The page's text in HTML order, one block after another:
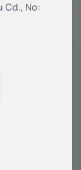
Cd., No: